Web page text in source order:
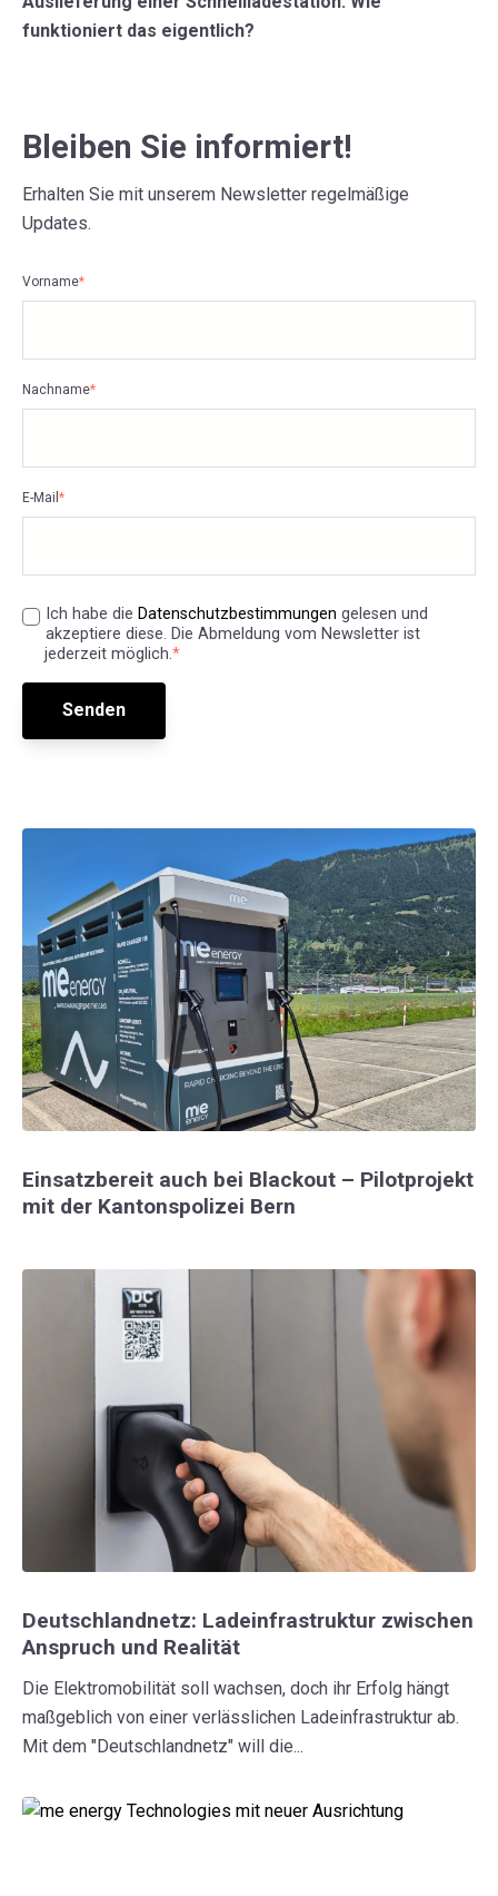
funktioniert das eigentlich?
Bleiben Sie informiert!
Erhalten Sie mit unserem Newsletter regelmäßige
Updates.
Vorname*
Nachname*
E-Mail *
Ich habe die Datenschutzbestimmungen gelesen und
akzeptiere diese. Die Abmeldung vom Newsletter ist
jederzeit möglich.*
Einsatzbereit auch bei Blackout – Pilotprojekt
mit der Kantonspolizei Bern
Deutschlandnetz: Ladeinfrastruktur zwischen
Anspruch und Realität
Die Elektromobilität soll wachsen, doch ihr Erfolg hängt
maßgeblich von einer verlässlichen Ladeinfrastruktur ab.
Mit dem "Deutschlandnetz" will die...